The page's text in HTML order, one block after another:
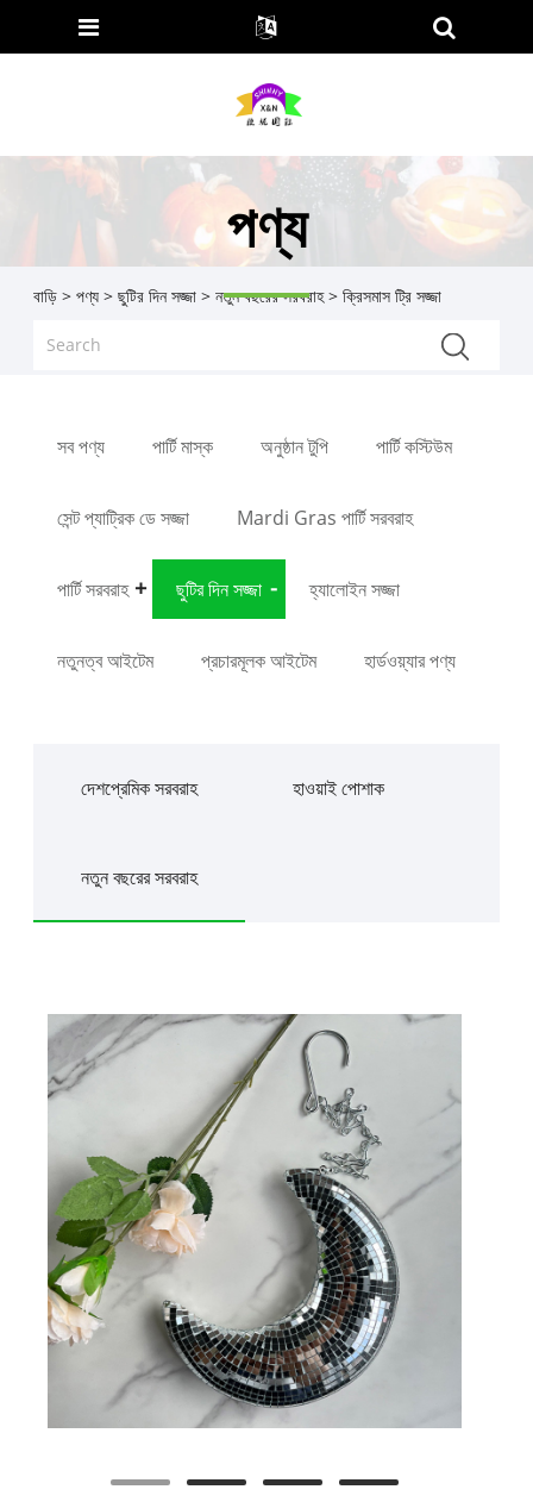
পণ্য
বাড়ি > পণ্য> ছুটির দিন সজ্জা> নতুন বছরের সরবরাহ> ক্রিসমাস ট্রি সজ্জা
সব পণ্য পার্টি মাস্ক অনুষ্ঠান টুপি পার্টি কস্টিউম
সেন্ট প্যাট্রিক ডে সজ্জা Mardi Gras পার্টি সরবরাহ
পার্টি সরবরাহ ছুটির দিন সজ্জা হ্যালোইন সজ্জা
নতুনত্ব আইটেম প্রচারমূলক আইটেম হার্ডওয়্যার পণ্য
দেশপ্রেমিক সরবরাহ হাওয়াই পোশাক
নতুন বছরের সরবরাহ